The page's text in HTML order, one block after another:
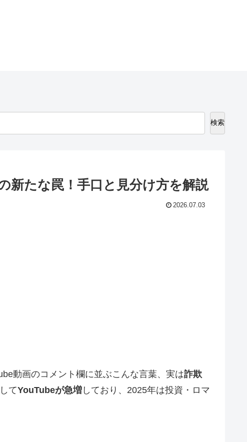
検索
新たな罠！手口と見分け方を解説
2026.07.03
動画のコメント欄に並ぶこんな言葉、実は詐欺
てYouTubeが急増 しており、2025年は投資・ロマ